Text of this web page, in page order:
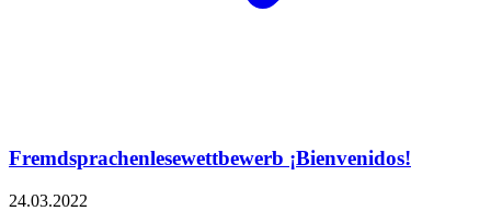
Fremdsprachenlesewettbewerb ¡Bienvenidos!
24.03.2022